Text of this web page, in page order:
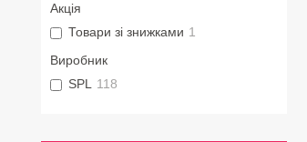
Акція
Товари зі знижками 1
Виробник
SPL
118